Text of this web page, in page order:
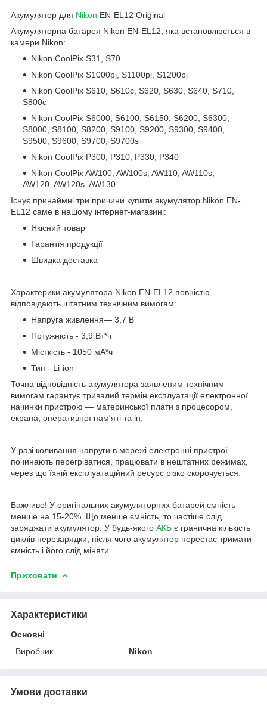
Акумулятор для Nikon EN-EL12 Original
Акумуляторна батарея Nikon EN-EL12, яка встановлюється в
камери Nikon:
Nikon CoolPix S31, S70
Nikon CoolPix S1000pj, S1100pj, S1200pj
Nikon CoolPix S610, S610c, S620, S630, S640, S710,
S800c
Nikon CoolPix S6000, S6100, S6150, S6200, S6300,
S8000, S8100, S8200, S9100, S9200, S9300, S9400,
S9500, S9600, S9700, S9700s
Nikon CoolPix P300, P310, P330, P340
Nikon CoolPix AW100, AW100s, AW110, AW110s,
AW120, AW120s, AW130
Існує принаймні три причини купити акумулятор Nikon EN-
EL12 саме в нашому інтернет-магазині:
Якісний товар
Гарантія продукції
Швидка доставка
Характерики акумулятора Nikon EN-EL12 повністю
відповідають штатним технічним вимогам:
Напруга живлення— 3,7 В
Потужність - 3,9 Вт*ч
Місткість - 1050 мА*ч
Тип - Li-ion
Точна відповідність акумулятора заявленим технічним
вимогам гарантує тривалий термін експлуатації електронної
начинки пристрою — материнської плати з процесором,
екрана, оперативної пам'яті та ін.
У разі коливання напруги в мережі електронні пристрої
починають перегріватися, працювати в нештатних режимах,
через що їхній експлуатаційний ресурс різко скорочується.
Важливо! У оригінальних акумуляторних батарей ємність
менше на 15-20%. Що менше ємність, то частіше слід
заряджати акумулятор. У будь-якого АКБ є гранична кількість
циклів перезарядки, після чого акумулятор перестає тримати
ємність і його слід міняти.
Приховати
Характеристики
Основні
Виробник
Nikon
Умови доставки